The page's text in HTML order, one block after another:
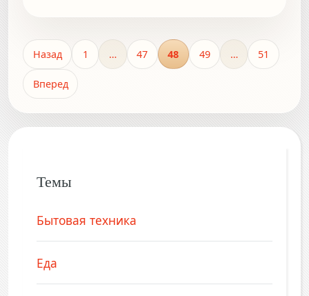
Назад 1 … 47 48 49 … 51
Вперед
Темы
Бытовая техника
Еда